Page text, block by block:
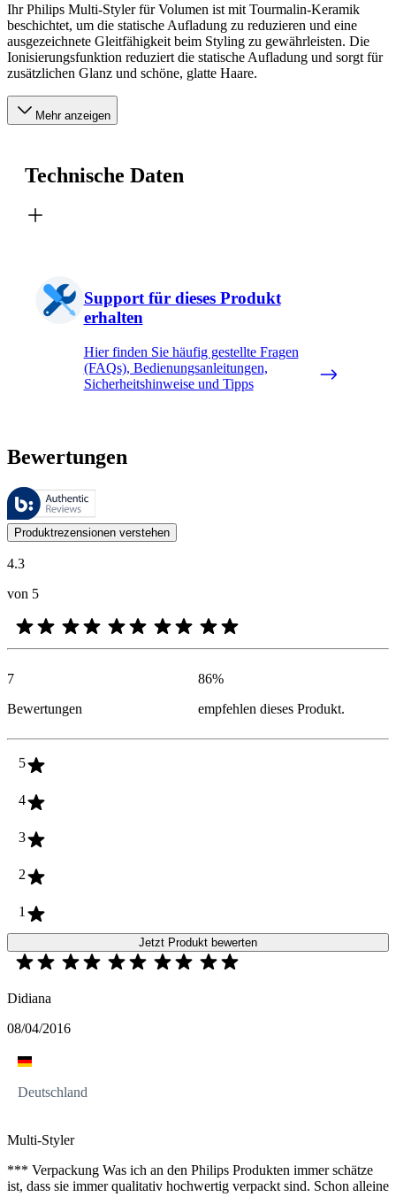
Ihr Philips Multi-Styler für Volumen ist mit Tourmalin-Keramik
beschichtet, um die statische Aufladung zu reduzieren und eine
ausgezeichnete Gleitfähigkeit beim Styling zu gewährleisten. Die
Ionisierungsfunktion reduziert die statische Aufladung und sorgt für
zusätzlichen Glanz und schöne, glatte Haare.
Mehr anzeigen
Technische Daten
Support für dieses Produkt
erhalten
Hier finden Sie häufig gestellte Fragen
(FAQs), Bedienungsanleitungen,
Sicherheitshinweise und Tipps
Bewertungen
Diese Bewertungen werden von Bazaarvoice verwaltet und
Kundenmeinungen in Form von Produkt- und Sternebewertungen
Produktrezensionen verstehen
4.3
von 5
7
Bewertungen
86%
empfehlen dieses Produkt.
5
4
3
2
1
Jetzt Produkt bewerten
Didiana
08/04/2016
Deutschland
Multi-Styler
*** Verpackung Was ich an den Philips Produkten immer schätze
ist, dass sie immer qualitativ hochwertig verpackt sind. Schon alleine